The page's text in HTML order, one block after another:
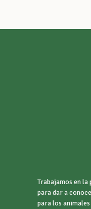
Trabajamos en
para dar a
para los